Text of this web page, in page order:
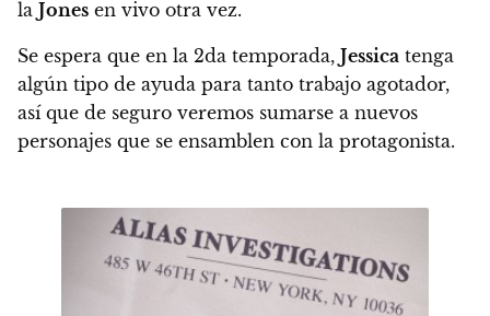
la Jones en vivo otra vez.
Se espera que en la 2da temporada, Jessica tenga
algún tipo de ayuda para tanto trabajo agotador,
así que de seguro veremos sumarse a nuevos
personajes que se ensamblen con la protagonista.